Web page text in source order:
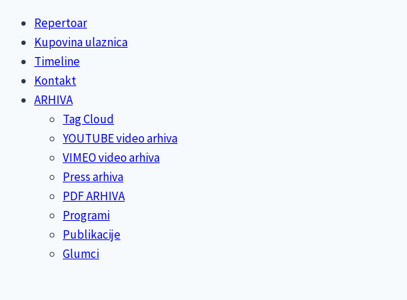
Repertoar
Kupovina ulaznica
Timeline
Kontakt
ARHIVA
Tag Cloud
YOUTUBE video arhiva
VIMEO video arhiva
Press arhiva
PDF ARHIVA
Programi
Publikacije
Glumci